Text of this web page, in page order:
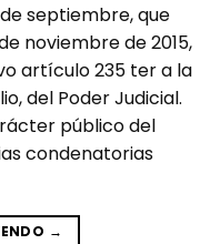
de septiembre, que
noviembre de 2015,
artículo 235 ter a la
del Poder Judicial.
público del
condenatorias
→